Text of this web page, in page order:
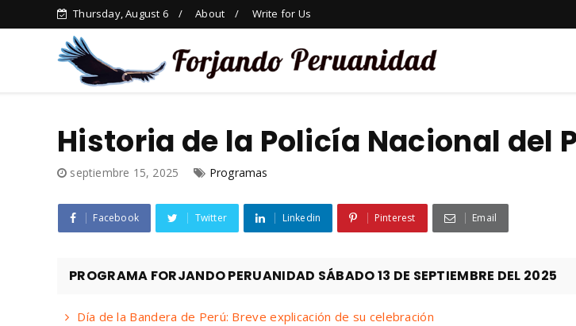
Thursday, August 6 About Write for Us
Historia de la Policía Nacional del
septiembre 15, 2025 Programas
Facebook Twitter Linkedin Pinterest Email
PROGRAMA FORJANDO PERUANIDAD SÁBADO 13 DE SEPTIEMBRE DEL 2025
Día de la Bandera de Perú: Breve explicación de su celebración